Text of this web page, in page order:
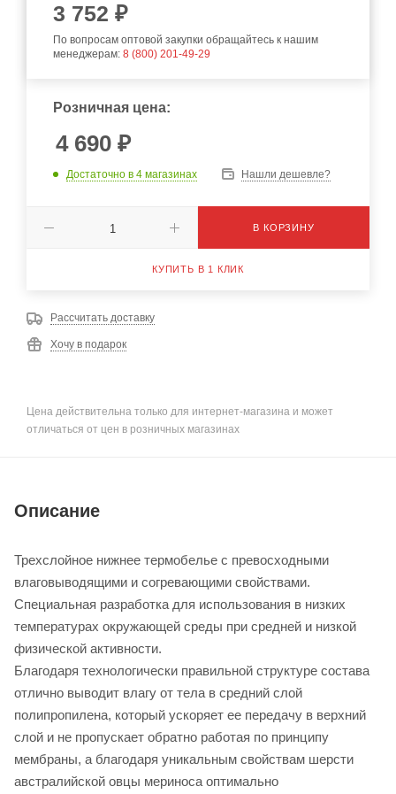
3 752 ₽
По вопросам оптовой закупки обращайтесь к нашим
менеджерам: 8 (800) 201-49-29
Розничная цена:
4 690 ₽
Достаточно в 4 магазинах Нашли дешевле?
В КОРЗИНУ
КУПИТЬ В 1 КЛИК
Рассчитать доставку
Хочу в подарок
Цена действительна только для интернет-магазина и может
отличаться от цен в розничных магазинах
Описание
Трехслойное нижнее термобелье с превосходными
влаговыводящими и согревающими свойствами.
Специальная разработка для использования в низких
температурах окружающей среды при средней и низкой
физической активности.
Благодаря технологически правильной структуре состава
отлично выводит влагу от тела в средний слой
полипропилена, который ускоряет ее передачу в верхний
слой и не пропускает обратно работая по принципу
мембраны, а благодаря уникальным свойствам шерсти
австралийской овцы мериноса оптимально